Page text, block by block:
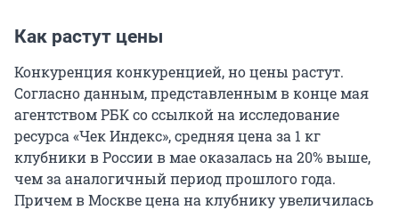
Как растут цены
Конкуренция конкуренцией, но цены растут.
Согласно данным, представленным в конце мая
агентством РБК со ссылкой на исследование
ресурса «Чек Индекс», средняя цена за 1 кг
клубники в России в мае оказалась на 20% выше,
чем за аналогичный период прошлого года.
Причем в Москве цена на клубнику увеличилась